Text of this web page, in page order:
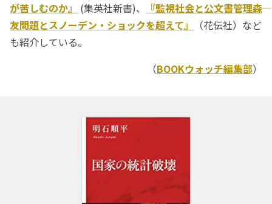
が苦しむのか』 (集英社新書)、
『監視社会と公文書管理――森
友問題とスノーデン・ショックを超えて』
（花伝社）など
も紹介している。
（BOOKウォッチ編集部）